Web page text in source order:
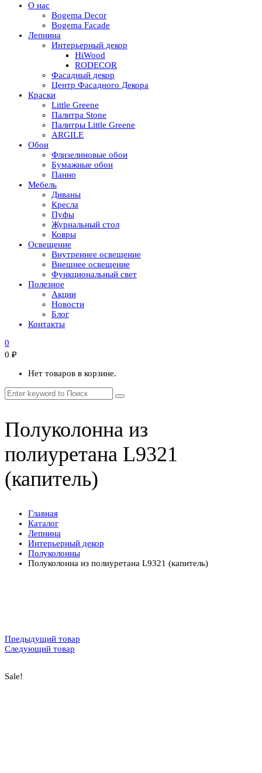
О нас
Bogema Decor
Bogema Facade
Лепнина
Интерьерный декор
HiWood
RODECOR
Фасадный декор
Центр Фасадного Декора
Краски
Little Greene
Палитра Stone
Палитры Little Greene
ARGILE
Обои
Флизелиновые обои
Бумажные обои
Панно
Мебель
Диваны
Кресла
Пуфы
Журнальный стол
Ковры
Освещение
Внутреннее освещение
Внешнее освещение
Функциональный свет
Полезное
Акции
Новости
Блог
Контакты
0
0 ₽
Нет товаров в корзине.
Полуколонна из
полиуретана L9321
(капитель)
Главная
Каталог
Лепнина
Интерьерный декор
Полуколонны
Полуколонна из полиуретана L9321 (капитель)
Предыдущий товар
Следующий товар
Sale!